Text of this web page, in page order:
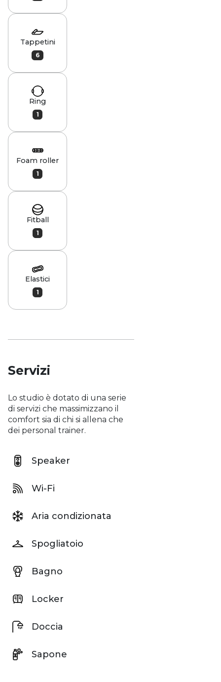
Tappetini
6
Ring
1
Foam roller
1
Fitball
1
Elastici
1
Servizi
Lo studio è dotato di una serie
di servizi che massimizzano il
comfort sia di chi si allena che
dei personal trainer.
Speaker
Wi-Fi
Aria condizionata
Spogliatoio
Bagno
Locker
Doccia
Sapone